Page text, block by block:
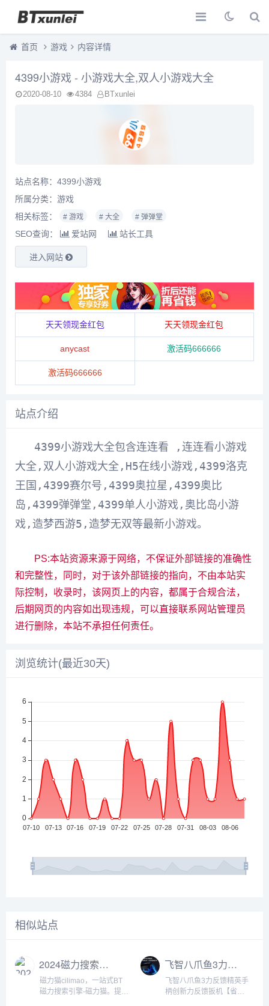
首页 游戏 内容详情
4399小游戏 - 小游戏大全,双人小游戏大全
2020-08-10 4384 BTxunlei
站点名称：4399小游戏
所属分类： 游戏
相关标签：
# 游戏 # 大全 # 弹弹堂
SEO查询： 爱站网 站长工具
进入网站
天天领现金红包 天天领现金红包
anycast 激活码666666
激活码666666
站点介绍
4399小游戏大全包含连连看 ,连连看小游戏
大全,双人小游戏大全, H5在线小游戏,4399洛克
王国,4399赛尔号,4399奥拉星,4399奥比
岛,4399弹弹堂 ,4399单人小游戏,奥比岛小游
戏,造梦西游5,造梦无双等最新小游戏。
PS:本站资源来源于网络，不保证外部链接的准确性
和完整性，同时，对于该外部链接的指向，不由本站实
际控制，收录时，该网页上的内容，都属于合规合法，
后期网页的内容如出现违规，可以直接联系网站管理员
进行删除，本站不承担任何责任。
浏览统计(最近30天)
相似站点
2024磁力搜索大全
磁力猫cilimao，一站式BT
磁力搜索引擎-磁力猫。提供
飞智八爪鱼3力反馈精英手柄 游戏手柄pc电脑版Switch手机ipad电视ns无线蓝牙苹果 类xbox 塞尔达王国之泪_电玩/配件/游戏/攻略
飞智八爪鱼3力反馈精英手
柄创新力反馈扳机【省